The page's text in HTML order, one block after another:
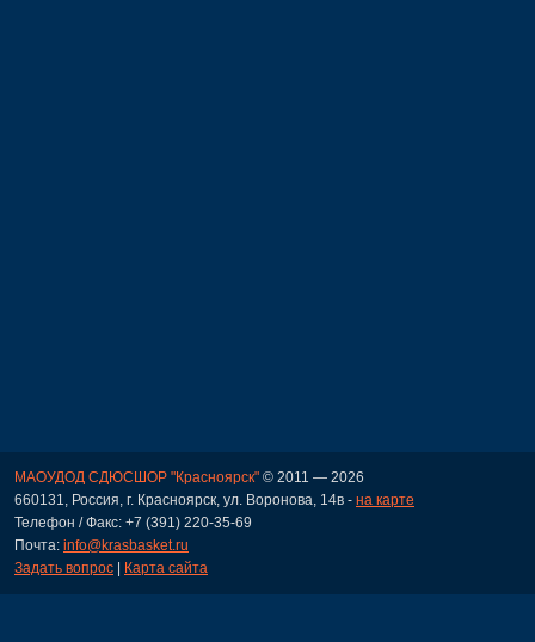
МАОУДОД СДЮСШОР "Красноярск" © 2011 — 2026
660131, Россия, г. Красноярск, ул. Воронова, 14в - на карте
Телефон / Факс: +7 (391) 220-35-69
Почта: info@krasbasket.ru
Задать вопрос | Карта сайта